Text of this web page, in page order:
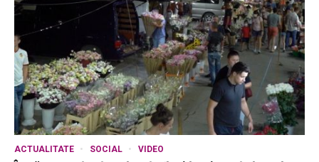
ACTUALITATE SOCIAL VIDEO